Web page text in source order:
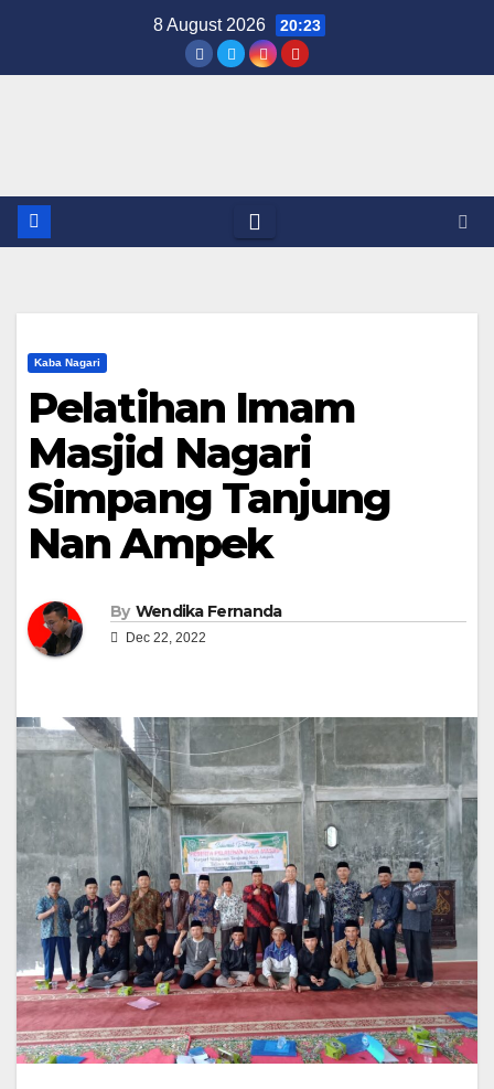
8 August 2026 20:23
Kaba Nagari
Pelatihan Imam
Masjid Nagari
Simpang Tanjung
Nan Ampek
By Wendika Fernanda
Dec 22, 2022